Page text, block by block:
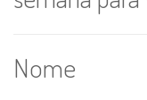
Nome